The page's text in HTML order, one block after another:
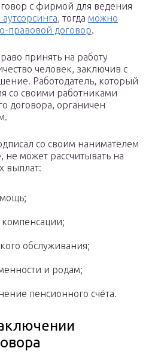
с фирмой для ведения
, тогда можно
правовой договор.
принять на работу
человек, заключив с
Работодатель, который
со своими работниками
договора, органичен
со своим нанимателем
не может рассчитывать на
выплат:
обслуживания;
и родам;
пенсионного счёта.